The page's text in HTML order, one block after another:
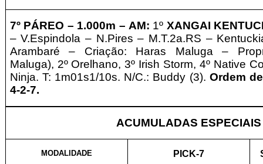
7º PÁREO – 1.000m – AM: 1º XANGAI
– V.Espindola – N.Pires – M.T.2a.RS –
Arambaré – Criação: Haras Maluga –
Maluga), 2º Orelhano, 3º Irish Storm, 4º Native
Ninja. T: 1m01s1/10s. N/C.: Buddy (3). Ordem
4-2-7.
ACUMULADAS ESPECIAIS
MODALIDADE PICK-7